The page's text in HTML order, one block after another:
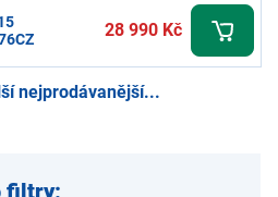
28 990 Kč
nejprodávanější...
filtry: